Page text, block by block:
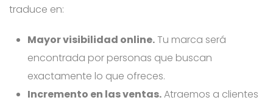
traduce en:
Mayor visibilidad online.Tu marca será
encontrada por personas que buscan
exactamente lo que ofreces.
Incremento en las ventas.Atraemos a clientes